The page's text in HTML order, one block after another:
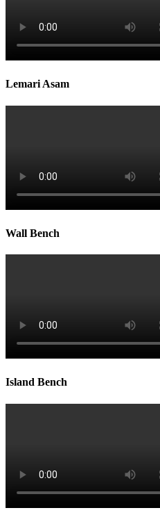
Lemari Asam
Wall Bench
Island Bench